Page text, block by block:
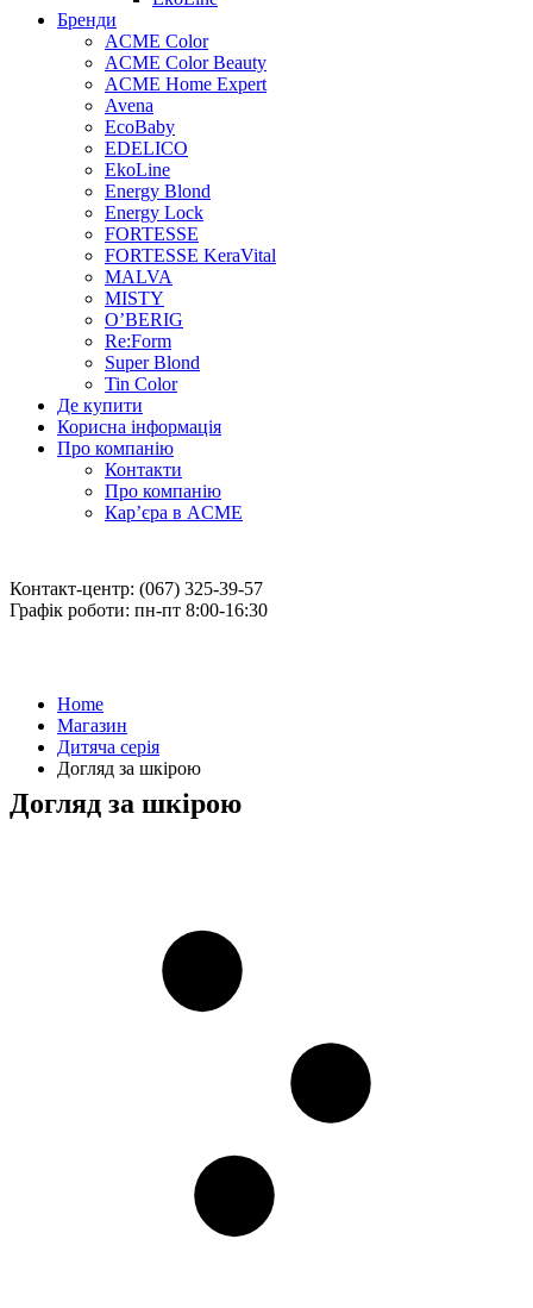
Бренди
ACME Color
ACME Color Beauty
ACME Home Expert
Avena
EcoBaby
EDELICO
EkoLine
Energy Blond
Energy Lock
FORTESSE
FORTESSE KeraVital
MALVA
MISTY
O’BERIG
Re:Form
Super Blond
Tin Color
Де купити
Корисна інформація
Про компанію
Контакти
Про компанію
Кар’єра в ACME
Контакт-центр: (067) 325-39-57
Графік роботи: пн-пт 8:00-16:30
Home
Магазин
Дитяча серія
Догляд за шкірою
Догляд за шкірою